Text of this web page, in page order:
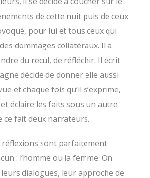
de cette nuit puis de ceux
pour lui et tous ceux qui
dommages collatéraux. Il a
du recul, de réfléchir. Il écrit
décide de donner elle aussi
et chaque fois qu’il s’exprime,
éclaire les faits sous un autre
ce fait deux narrateurs.
réflexions sont parfaitement
: l’homme ou la femme. On
dialogues, leur approche de